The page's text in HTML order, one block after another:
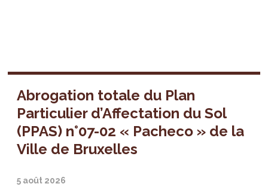
Abrogation totale du Plan
Particulier d’Affectation du Sol
(PPAS) n°07-02 « Pacheco » de la
Ville de Bruxelles
5 août 2026